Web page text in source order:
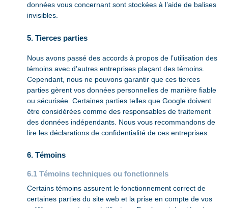
données vous concernant sont stockées à l’aide de balises
invisibles.
5. Tierces parties
Nous avons passé des accords à propos de l’utilisation des
témoins avec d’autres entreprises plaçant des témoins.
Cependant, nous ne pouvons garantir que ces tierces
parties gèrent vos données personnelles de manière fiable
ou sécurisée. Certaines parties telles que Google doivent
être considérées comme des responsables de traitement
des données indépendants. Nous vous recommandons de
lire les déclarations de confidentialité de ces entreprises.
6. Témoins
6.1 Témoins techniques ou fonctionnels
Certains témoins assurent le fonctionnement correct de
certaines parties du site web et la prise en compte de vos